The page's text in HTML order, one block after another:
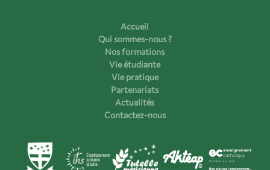
Accueil
Qui sommes-nous ?
Nos formations
Vie étudiante
Vie pratique
Partenariats
Actualités
Contactez-nous